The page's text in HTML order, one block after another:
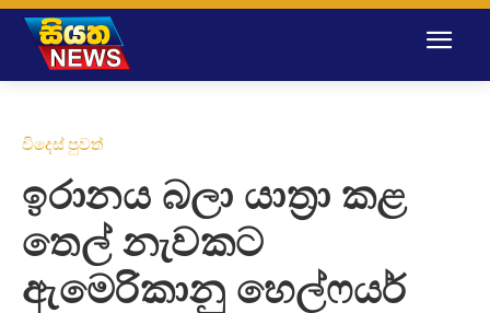
විදෙස් පුවත්
ඉරානය බලා යාත්‍රා කළ
තෙල් නැවකට
ඇමෙරිකානු හෙල්ෆයර්